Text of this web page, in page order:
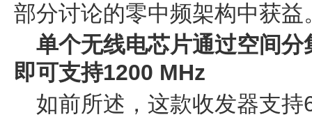
部分讨论的零中频架构中获益
单个无线电芯片通过空间
即可支持1200 MHz
如前所述，这款收发器支